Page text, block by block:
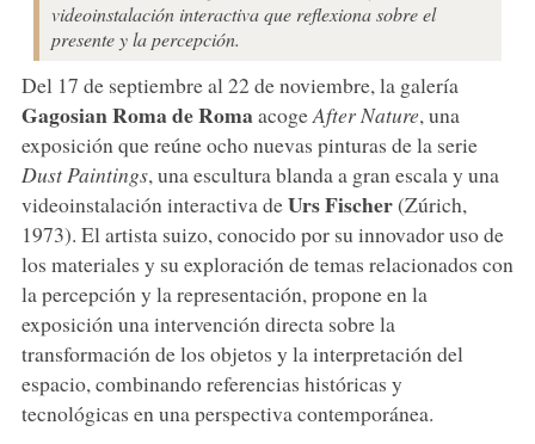
videoinstalación interactiva que reflexiona sobre el
presente y la percepción.
Del 17 de septiembre al 22 de noviembre, la galería
Gagosian Roma de RomaacogeAfter Nature, una
exposición que reúne ocho nuevas pinturas de la serie
Dust Paintings, una escultura blanda a gran escala y una
videoinstalación interactiva deUrsFischer(Zúrich,
1973). El artista suizo, conocido por su innovador uso de
los materiales y su exploración de temas relacionados con
la percepción y la representación, propone en la
exposición una intervención directa sobre la
transformación de los objetos y la interpretación del
espacio, combinando referencias históricas y
tecnológicas en una perspectiva contemporánea.